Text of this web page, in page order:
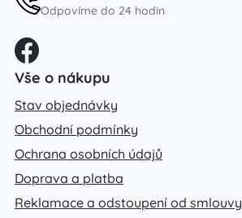
Odpovíme do 24 hodin
Vše o nákupu
Stav objednávky
Obchodní podmínky
Ochrana osobních údajů
Doprava a platba
Reklamace a odstoupení od smlouvy